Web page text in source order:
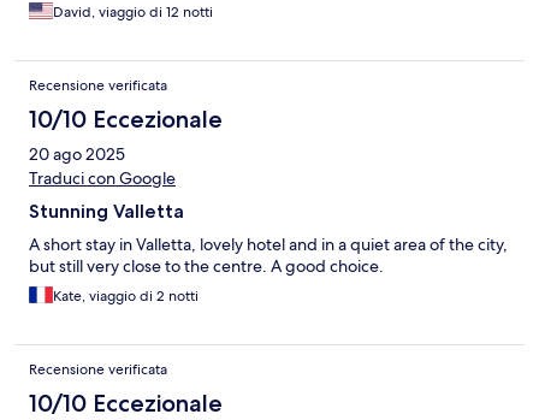
David, viaggio di 12 notti
Recensione verificata
10/10 Eccezionale
20 ago 2025
Traduci con Google
Stunning Valletta
A short stay in Valletta, lovely hotel and in a quiet area of the city,
but still very close to the centre. A good choice.
Kate, viaggio di 2 notti
Recensione verificata
10/10 Eccezionale